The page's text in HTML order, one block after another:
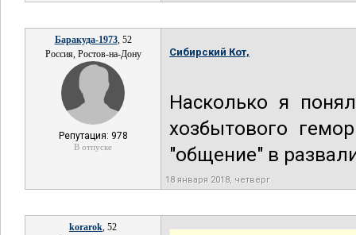
Баракуда-1973, 52
Россия, Ростов-на-Дону
Репутация: 978
В отпуске
Сибирский Кот,
Насколько я
хозбытового
"общение" в
18 января 2018, четверг
korarok, 52